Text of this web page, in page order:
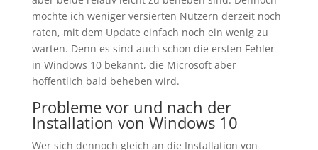
möchte ich weniger versierten Nutzern derzeit noch
raten, mit dem Update einfach noch ein wenig zu
warten. Denn es sind auch schon die ersten Fehler
in Windows 10 bekannt, die Microsoft aber
hoffentlich bald beheben wird.
Probleme vor und nach der
Installation von Windows 10
Wer sich dennoch gleich an die Installation von